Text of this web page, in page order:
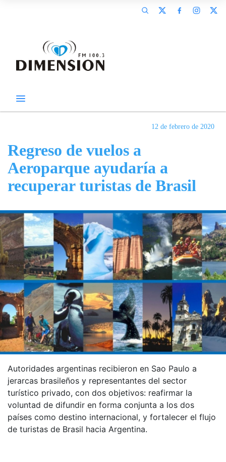
12 de febrero de 2020
Regreso de vuelos a
Aeroparque ayudaría a
recuperar turistas de Brasil
Autoridades argentinas recibieron en Sao Paulo a
jerarcas brasileños y representantes del sector
turístico privado, con dos objetivos: reafirmar la
voluntad de difundir en forma conjunta a los dos
países como destino internacional, y fortalecer el flujo
de turistas de Brasil hacia Argentina.